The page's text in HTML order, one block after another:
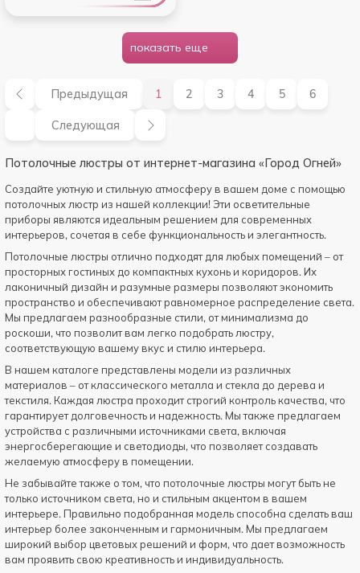
показать еще
Предыдущая 1 2 3 4 5 6
Следующая
Потолочные люстры от интернет-магазина «Город Огней»
Создайте уютную и стильную атмосферу в вашем доме с помощью
потолочных люстр из нашей коллекции! Эти осветительные
приборы являются идеальным решением для современных
интерьеров, сочетая в себе функциональность и элегантность.
Потолочные люстры отлично подходят для любых помещений – от
просторных гостиных до компактных кухонь и коридоров. Их
лаконичный дизайн и разумные размеры позволяют экономить
пространство и обеспечивают равномерное распределение света.
Мы предлагаем разнообразные стили, от минимализма до
роскоши, что позволит вам легко подобрать люстру,
соответствующую вашему вкус и стилю интерьера.
В нашем каталоге представлены модели из различных
материалов – от классического металла и стекла до дерева и
текстиля. Каждая люстра проходит строгий контроль качества, что
гарантирует долговечность и надежность. Мы также предлагаем
устройства с различными источниками света, включая
энергосберегающие и светодиоды, что позволяет создавать
желаемую атмосферу в помещении.
Не забывайте также о том, что потолочные люстры могут быть не
только источником света, но и стильным акцентом в вашем
интерьере. Правильно подобранная модель способна сделать ваш
интерьер более законченным и гармоничным. Мы предлагаем
широкий выбор цветовых решений и форм, что дает возможность
вам проявить свою креативность и индивидуальность.